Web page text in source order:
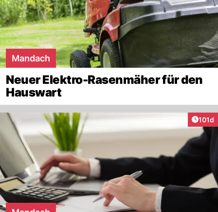
Mandach
Neuer Elektro-Rasenmäher für den
Hauswart
101d